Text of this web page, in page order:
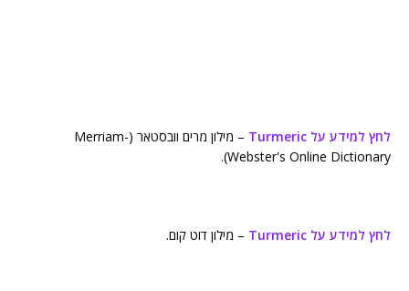
לחץ למידע על Turmeric
– מילון מרים וובסטאר (Merriam-
Webster's Online Dictionary).
לחץ למידע על Turmeric – מילון דוט קום.